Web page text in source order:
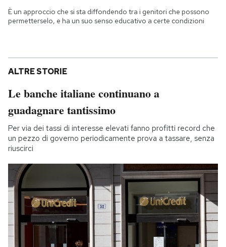
È un approccio che si sta diffondendo tra i genitori che possono
permetterselo, e ha un suo senso educativo a certe condizioni
ALTRE STORIE
Le banche italiane continuano a
guadagnare tantissimo
Per via dei tassi di interesse elevati fanno profitti record che
un pezzo di governo periodicamente prova a tassare, senza
riuscirci